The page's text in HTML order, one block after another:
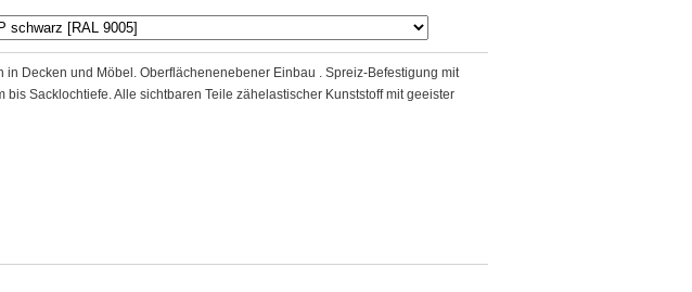
in Decken und Möbel. Oberflächenenebener Einbau . Spreiz-Befestigung mit
Sacklochtiefe. Alle sichtbaren Teile zähelastischer Kunststoff mit geeister